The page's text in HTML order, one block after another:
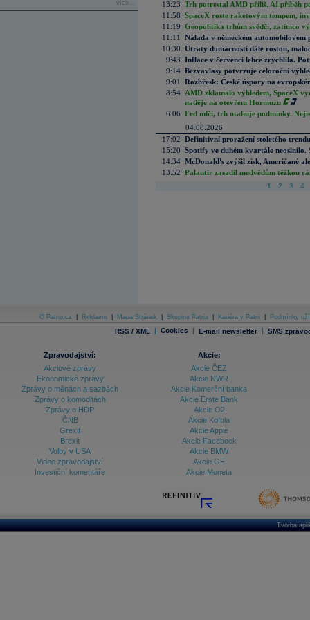
více...
13:23 Trh potrestal AMD příliš. AI příběh
11:58 SpaceX roste raketovým tempem,
11:19 Geopolitika trhům svědčí, zatímco
11:11
Nálada v německém automobilovém
10:30 Útraty domácností dále rostou,
9:43 Inflace v červenci lehce zrychlila.
9:14 Bezvavlasy potvrzuje celoroční
9:01
Rozbřesk: České úspory na
8:54 AMD zklamalo výhledem, SpaceX
naděje na otevření Hormuzu
6:06 Fed mlčí, trh utahuje podmínky.
04.08.2026
17:02 Definitivní proražení stoletého
15:20 Spotify ve duhém kvartále neoslnilo.
14:34 McDonald's zvýšil zisk, Američané
13:52 Palantir zasadil medvědům těžkou
1 2 3 4
O Patria.cz Reklama Mapa Stránek Skupina Patria Kariéra v Patrii Podmínky
RSS / XML | Cookies | E-mail newsletter | SMS
Zpravodajství:
Akciové zprávy
Ekonomické zprávy
Zprávy o měnách a sazbách
Zprávy o komoditách
Zprávy o HDP
ČNB
Grexit
Brexit
Volby v USA
Video zpravodajství
Investiční komentáře
Akcie:
Akcie ČEZ
Akcie NWR
Akcie Komerční banka
Akcie Erste Bank
Akcie O2
Akcie Kofola
Akcie Apple
Akcie Facebook
Akcie BMW
Akcie GE
Akcie Moneta
Tvorba